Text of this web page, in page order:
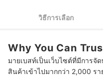
10 หม้อต้มกาแฟ แบบไหนดี รวม
คำถามที่พบบ่อยเกี่ยวกับหม้อต้มก
ทำไมต้องใช้หม้อต้มกาแฟ ?
วิธีการเลือก
Why You Can
มายเบสท์เป็นเว็บไซต์ที่มีการ
สินค้าเข้าไปมากกว่า 2,000 ร